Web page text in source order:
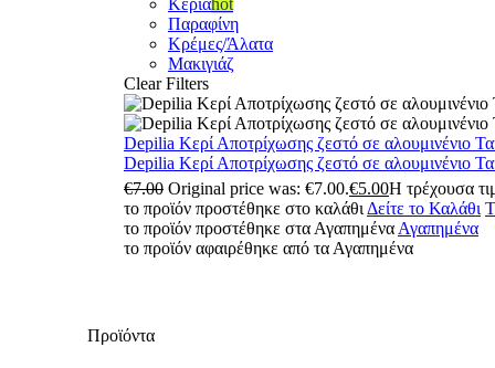
Κεριάhot
Παραφίνη
Κρέμες/Άλατα
Μακιγιάζ
Clear Filters
Depilia Κερί Αποτρίχωσης ζεστό σε αλουμινένιο
Depilia Κερί Αποτρίχωσης ζεστό σε αλουμινένιο
€7.00 Original price was: €7.00.€5.00Η τρέχουσα
το προϊόν προστέθηκε στο καλάθι Δείτε το Καλάθι
το προϊόν προστέθηκε στα Αγαπημένα Αγαπημένα
το προϊόν αφαιρέθηκε από τα Αγαπημένα
Προϊόντα